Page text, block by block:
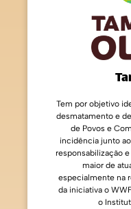
Tem por objetivo
desmatamento e
de Povos e
incidência junto
responsabilização
maior de
especialmente na
da iniciativa o
o